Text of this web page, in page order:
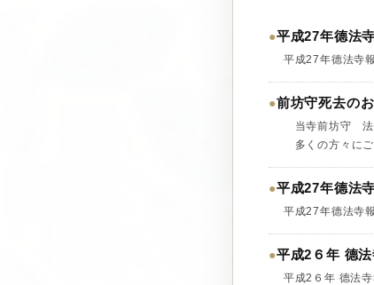
●平成27年德法
平成27年德法寺
●前坊守死去の
当寺前坊守 法
多くの方々に
●平成27年德法
平成27年德法寺
●平成2６年 德
平成2６年 德法